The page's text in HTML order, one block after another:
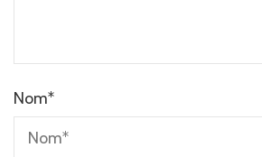
Nom*